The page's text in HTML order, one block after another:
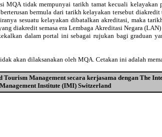
MQA tidak mempunyai tarikh tamat kecuali kelayakan
bermula dari tarikh kelayakan tersebut
sesuatu kelayakan dibatalkan akreditasi, maka
diakredit semasa era Lembaga Akreditasi Negara
dalam portal ini sebagai rujukan bagi graduan
akan dilaksanakan oleh MQA. Cetakan ini adalah
Management secara kerjasama dengan The
Management Institute (IMI) Switzerland